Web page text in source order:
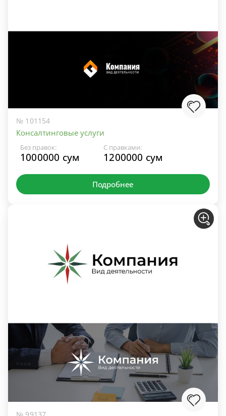
№ 101154
Консалтинговые услуги
Без правок:
1000000 сум
С правками:
1200000 сум
Подробнее